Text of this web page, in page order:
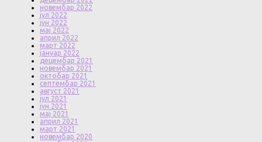
новембар 2022
јул 2022
јун 2022
мај 2022
април 2022
март 2022
јануар 2022
децембар 2021
новембар 2021
октобар 2021
септембар 2021
август 2021
јул 2021
јун 2021
мај 2021
април 2021
март 2021
новембар 2020